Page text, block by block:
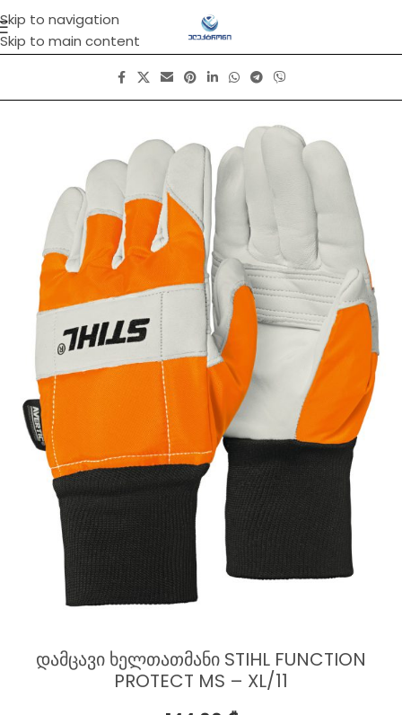
Skip to navigation
Skip to main content
დამცავი ხელთათმანი STIHL FUNCTION
PROTECT MS – XL/11